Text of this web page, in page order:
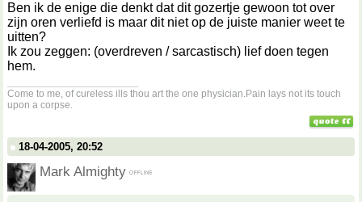
Ben ik de enige die denkt dat dit gozertje gewoon tot over
zijn oren verliefd is maar dit niet op de juiste manier weet te
uitten?
Ik zou zeggen: (overdreven / sarcastisch) lief doen tegen
hem.
Come to me, of cureless ills thou art the one physician.Pain lays not its touch
upon a corpse.
18-04-2005, 20:52
Mark Almighty